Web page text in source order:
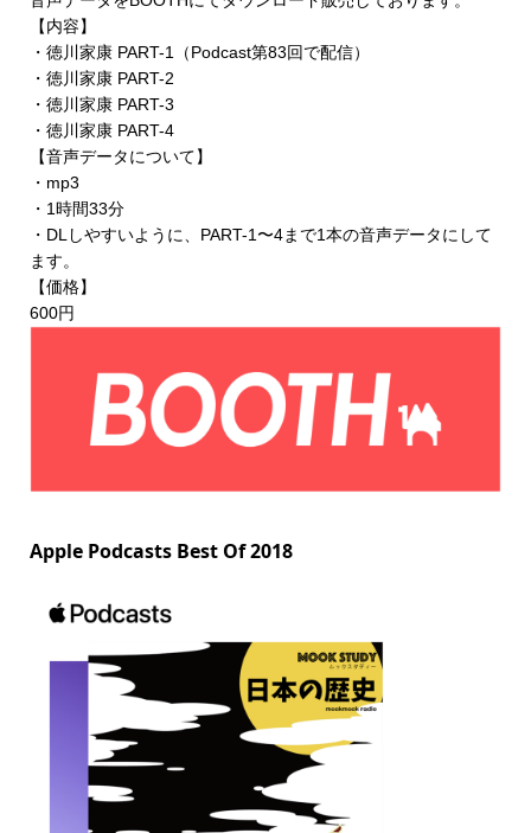
【内容】
・徳川家康 PART-1（Podcast第83回で配信）
・徳川家康 PART-2
・徳川家康 PART-3
・徳川家康 PART-4
【音声データについて】
・mp3
・1時間33分
・DLしやすいように、PART-1〜4まで1本の音声データにして
ます。
【価格】
600円
Apple Podcasts Best Of 2018